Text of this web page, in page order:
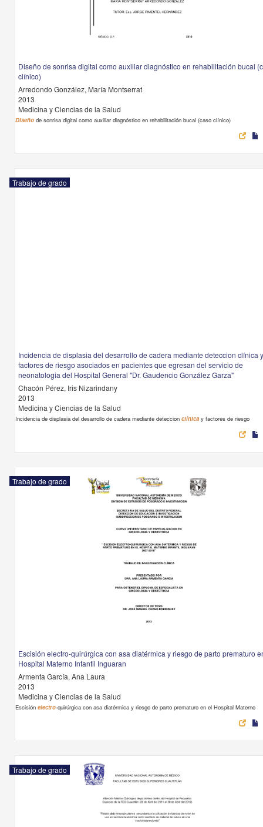
Diseño de sonrisa digital como auxiliar diagnóstico en rehabilitación bucal
clínico)
Arredondo González, María Montserrat
2013
Medicina y Ciencias de la Salud
Diseño de sonrisa digital como auxiliar diagnóstico en rehabilitación bucal (caso clínico)
Trabajo de grado
Incidencia de displasia del desarrollo de cadera mediante deteccion clínica
factores de riesgo asociados en pacientes que egresan del servicio de
neonatologia del Hospital General "Dr. Gaudencio González Garza"
Chacón Pérez, Iris Nizarindany
2013
Medicina y Ciencias de la Salud
Incidencia de displasia del desarrollo de cadera mediante deteccionclínica y factores de riesgo
Trabajo de grado
Escisión electro-quirúrgica con asa diatérmica y riesgo de parto prematuro
Hospital Materno Infantil Inguaran
Armenta García, Ana Laura
2013
Medicina y Ciencias de la Salud
Escisiónelectro-quirúrgica con asa diatérmica y riesgo de parto prematuro en el Hospital Materno
Trabajo de grado